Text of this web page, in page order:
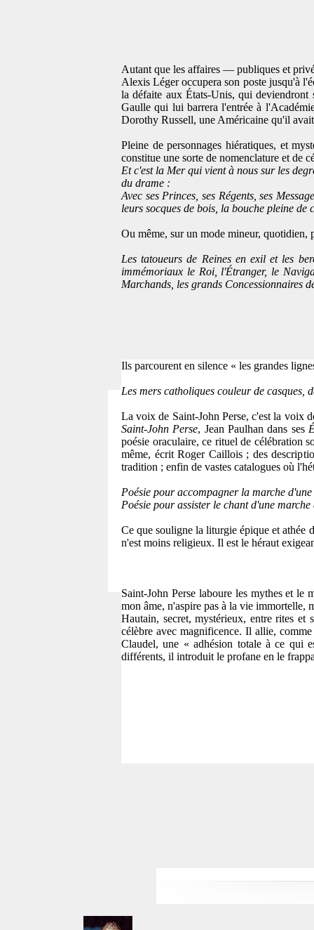
Autant que les affaires — publiques et
Alexis Léger occupera son poste jusqu'à
la défaite aux États-Unis, qui
Gaulle qui lui barrera l'entrée à
Dorothy Russell, une Américaine qu'il avait
Pleine de personnages hiératiques, et
constitue une sorte de nomenclature et de
Et c'est la Mer qui vient à nous sur les
du drame :
Avec ses Princes, ses Régents, ses
leurs socques de bois, la bouche pleine
Ou même, sur un mode mineur, quotidien,
Les tatoueurs de Reines en exil et les
immémoriaux le Roi, l'Étranger, le
Marchands, les grands Concessionnaires
Ils parcourent en silence « les grandes
Les mers catholiques couleur de casques,
La voix de Saint-John Perse, c'est la voix
Saint-John Perse, Jean Paulhan dans ses
poésie oraculaire, ce rituel de célébration
même, écrit Roger Caillois ; des
tradition ; enfin de vastes catalogues où
Poésie pour accompagner la marche
Poésie pour assister le chant d'une
Ce que souligne la liturgie épique et athée
n'est moins religieux. Il est le héraut
Saint-John Perse laboure les mythes et
mon âme, n'aspire pas à la vie immortelle,
Hautain, secret, mystérieux, entre rites et
célèbre avec magnificence. Il allie,
Claudel, une « adhésion totale à ce qui
différents, il introduit le profane en le